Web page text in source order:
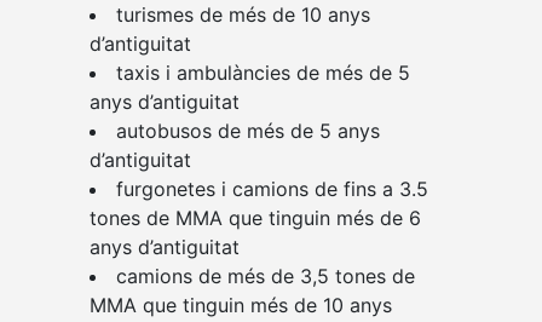
turismes de més de 10 anys
d’antiguitat
taxis i ambulàncies de més de 5
anys d’antiguitat
autobusos de més de 5 anys
d’antiguitat
furgonetes i camions de fins a 3.5
tones de MMA que tinguin més de 6
anys d’antiguitat
camions de més de 3,5 tones de
MMA que tinguin més de 10 anys